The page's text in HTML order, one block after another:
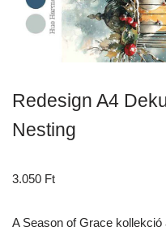
Redesign A4
Nesting
3.050 Ft
A Season of Grace kollekció